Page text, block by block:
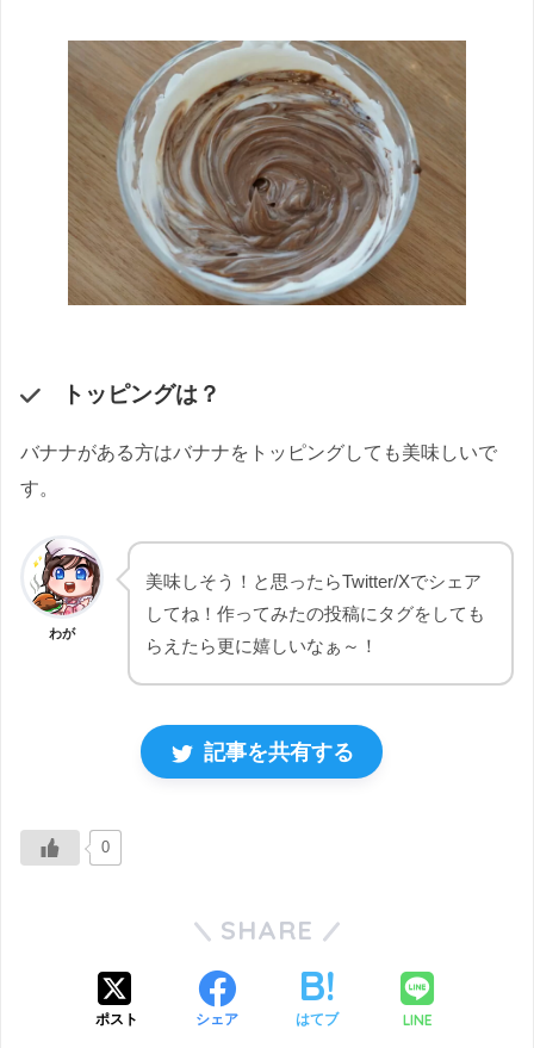
トッピングは？
バナナがある方はバナナをトッピングしても美味しいで
す。
わが
美味しそう！と思ったらTwitter/Xでシェア
してね！作ってみたの投稿にタグをしても
らえたら更に嬉しいなぁ～！
記事を共有する
0
SHARE
ポスト シェア はてブ LINE